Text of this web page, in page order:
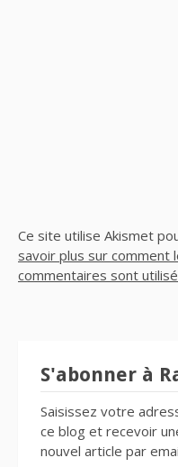
Ce site utilise Akismet
savoir plus sur comment
commentaires sont
S'abonner à
Saisissez votre
ce blog et recevoir
nouvel article par